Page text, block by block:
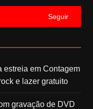
Seguir
estreia em Contagem
e lazer gratuito
gravação de DVD